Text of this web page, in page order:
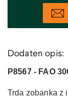
Dodaten opis:
P8567 - FAO
Trda zobanka z